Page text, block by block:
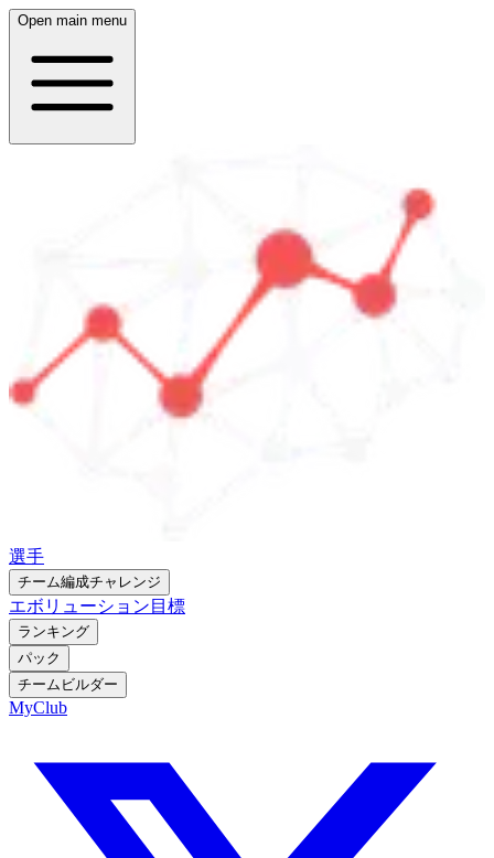
Open main menu
選手
チーム編成チャレンジ
エボリューション 目標
ランキング
パック
チームビルダー
MyClub